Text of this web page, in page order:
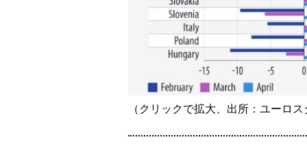
（クリックで拡大、出所：ユーロ